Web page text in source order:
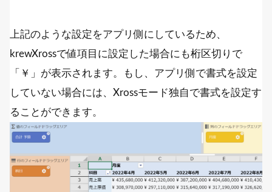
上記のような設定をアプリ側にしているため、
krewXrossで値項目に設定した場合にも桁区切りで
「￥」が表示されます。もし、アプリ側で書式を設定
していない場合には、Xrossモード独自で書式を設定す
ることができます。